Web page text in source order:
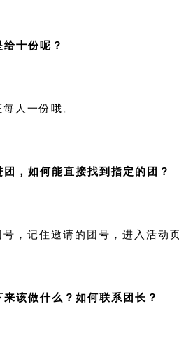
十份呢？
人一份哦。
，如何能直接找到指定的团？
，记住邀请的团号，进入活动
该做什么？如何联系团长？